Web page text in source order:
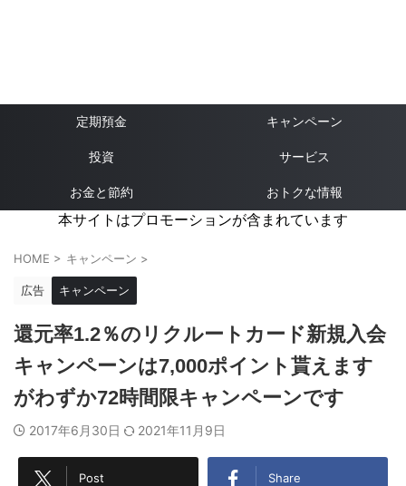
定期預金 キャンペーン
投資 サービス
お金と節約 おトクな情報
本サイトはプロモーションが含まれています
HOME > キャンペーン >
広告 キャンペーン
還元率1.2％のリクルートカード新規入会
キャンペーンは7,000ポイント貰えます
がわずか72時間限キャンペーンです
2017年6月30日 2021年11月9日
Post Share